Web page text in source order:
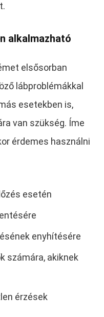
alkalmazható
elsősorban
lábproblémákkal
esetekben is,
van szükség. Íme
érdemes használni
esetén
enyhítésére
számára, akiknek
érzések